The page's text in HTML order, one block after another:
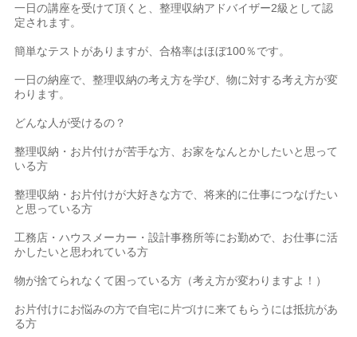
一日の講座を受けて頂くと、整理収納アドバイザー2級として認
定されます。
簡単なテストがありますが、合格率はほぼ100％です。
一日の納座で、整理収納の考え方を学び、物に対する考え方が変
わります。
どんな人が受けるの？
整理収納・お片付けが苦手な方、お家をなんとかしたいと思って
いる方
整理収納・お片付けが大好きな方で、将来的に仕事につなげたい
と思っている方
工務店・ハウスメーカー・設計事務所等にお勤めで、お仕事に活
かしたいと思われている方
物が捨てられなくて困っている方（考え方が変わりますよ！）
お片付けにお悩みの方で自宅に片づけに来てもらうには抵抗があ
る方